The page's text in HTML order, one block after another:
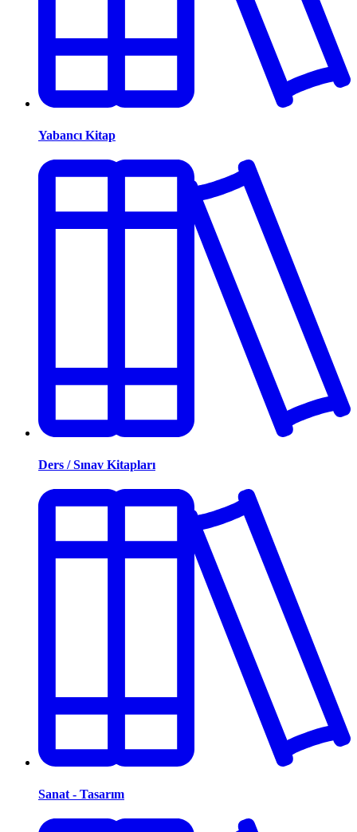
Yabancı Kitap
Ders / Sınav Kitapları
Sanat - Tasarım